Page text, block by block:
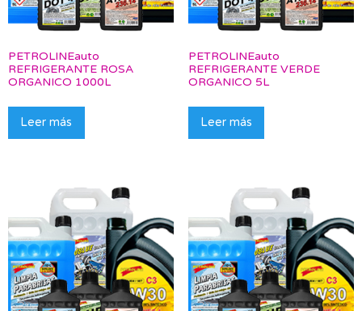
PETROLINEauto
REFRIGERANTE ROSA
ORGANICO 1000L
Leer más
PETROLINEauto
REFRIGERANTE VERDE
ORGANICO 5L
Leer más